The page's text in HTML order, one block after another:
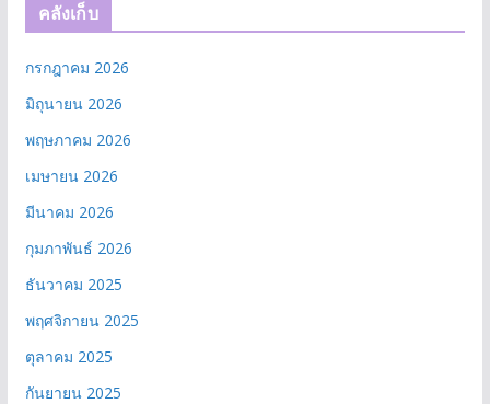
คลังเก็บ
กรกฎาคม 2026
มิถุนายน 2026
พฤษภาคม 2026
เมษายน 2026
มีนาคม 2026
กุมภาพันธ์ 2026
ธันวาคม 2025
พฤศจิกายน 2025
ตุลาคม 2025
กันยายน 2025